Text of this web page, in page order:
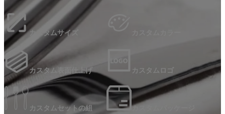
カスタムサイズ
カスタム表面仕上げ カスタムロゴ
カスタムセットの組
カスタムパッケージ